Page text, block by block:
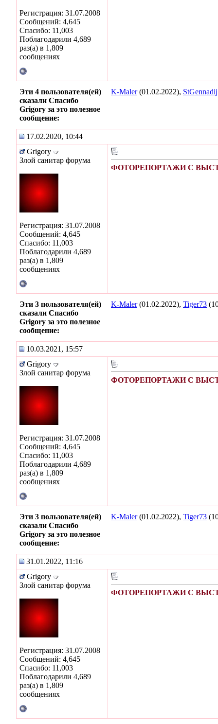
Регистрация: 31.07.2008
Сообщений: 4,645
Спасибо: 11,003
Поблагодарили 4,689
раз(а) в 1,809
сообщениях
Эти 4 пользователя(ей)
сказали Спасибо
Grigory за это полезное
сообщение:
K-Maler(01.02.2022), StGennadij
17.02.2020, 10:44
Grigory
Злой санитар форума
Регистрация: 31.07.2008
Сообщений: 4,645
Спасибо: 11,003
Поблагодарили 4,689
раз(а) в 1,809
сообщениях
ФОТОРЕПОРТАЖИ С
Эти 3 пользователя(ей)
сказали Спасибо
Grigory за это полезное
сообщение:
K-Maler(01.02.2022), Tiger73
10.03.2021, 15:57
Grigory
Злой санитар форума
Регистрация: 31.07.2008
Сообщений: 4,645
Спасибо: 11,003
Поблагодарили 4,689
раз(а) в 1,809
сообщениях
ФОТОРЕПОРТАЖИ С
Эти 3 пользователя(ей)
сказали Спасибо
Grigory за это полезное
сообщение:
K-Maler(01.02.2022), Tiger73
31.01.2022, 11:16
Grigory
Злой санитар форума
Регистрация: 31.07.2008
Сообщений: 4,645
Спасибо: 11,003
Поблагодарили 4,689
раз(а) в 1,809
сообщениях
ФОТОРЕПОРТАЖИ С